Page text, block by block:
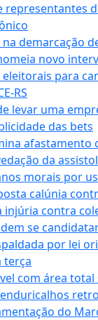
representantes
demarcação
novo
para
RS
levar uma
das bets
afastamento
da
morais por
calúnia
injúria contra
se
por lei
terça
com área total
do